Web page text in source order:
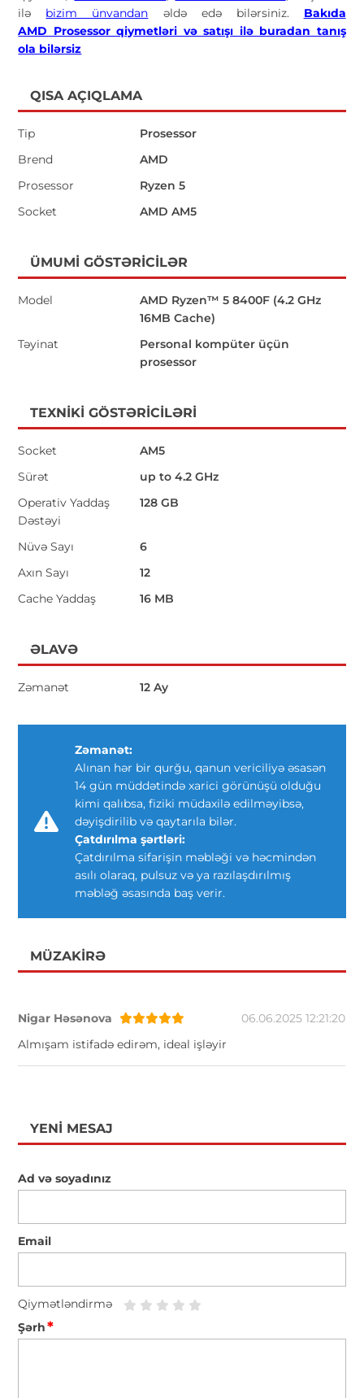
ilə bizim ünvandan əldə edə bilərsiniz. Bakıda
AMD Prosessor qiymetləri və satışı ilə buradan tanış
ola bilərsiz
QISA AÇIQLAMA
Tip
Prosessor
Brend
AMD
Prosessor
Ryzen 5
Socket
AMD AM5
ÜMUMI GÖSTƏRICILƏR
Model
AMD Ryzen™ 5 8400F (4.2 GHz
16MB Cache)
Təyinat
Personal kompüter üçün
prosessor
TEXNIKI GÖSTƏRICILƏRI
Socket
AM5
Sürət
up to 4.2 GHz
Operativ Yaddaş
Dəstəyi
128 GB
Nüvə Sayı
6
Axın Sayı
12
Cache Yaddaş
16 MB
ƏLAVƏ
Zəmanət 12 Ay
Zəmanət:
Alınan hər bir qurğu, qanun vericiliyə əsasən
14 gün müddətində xarici görünüşü olduğu
kimi qalıbsa, fiziki müdaxilə edilməyibsə,
dəyişdirilib və qaytarıla bilər.
Çatdırılma şərtləri:
Çatdırılma sifarişin məbləği və həcmindən
asılı olaraq, pulsuz və ya razılaşdırılmış
məbləğ əsasında baş verir.
MÜZAKIRƏ
Nigar Həsənova
06.06.2025 12:21:20
Almışam istifadə edirəm, ideal işləyir
YENI MESAJ
Ad və soyadınız
Email
Qiymətləndirmə
Şərh*